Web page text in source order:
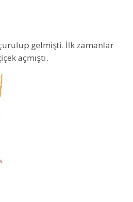
gelmişti. İlk zamanlar
açmıştı.